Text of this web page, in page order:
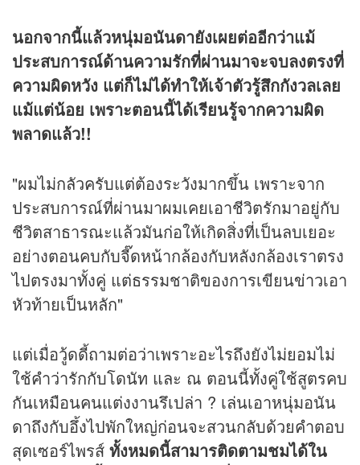
นอกจากนี้แล้วหนุ่มอนันดายังเผยต่ออีกว่าแม้
ประสบการณ์ด้านความรักที่ผ่านมาจะจบลงตรงที่
ความผิดหวัง แต่ก็ไม่ได้ทำให้เจ้าตัวรู้สึกกังวลเลย
แม้แต่น้อย เพราะตอนนี้ได้เรียนรู้จากความผิด
พลาดแล้ว!!
"ผมไม่กลัวครับแต่ต้องระวังมากขึ้น เพราะจาก
ประสบการณ์ที่ผ่านมาผมเคยเอาชีวิตรักมาอยู่กับ
ชีวิตสาธารณะแล้วมันก่อให้เกิดสิ่งที่เป็นลบเยอะ
อย่างตอนคบกับจี๊ดหน้ากล้องกับหลังกล้องเราตรง
ไปตรงมาทั้งคู่ แต่ธรรมชาติของการเขียนข่าวเอา
หัวท้ายเป็นหลัก"
แต่เมื่อวู้ดดี้ถามต่อว่าเพราะอะไรถึงยังไม่ยอมไม่
ใช้คำว่ารักกับโดนัท และ ณ ตอนนี้ทั้งคู่ใช้สูตรคบ
กันเหมือนคนแต่งงานรึเปล่า ? เล่นเอาหนุ่มอนัน
ดาถึงกับอึ้งไปพักใหญ่ก่อนจะสวนกลับด้วยคำตอบ
สุดเซอร์ไพรส์ ทั้งหมดนี้สามารติดตามชมได้ใน